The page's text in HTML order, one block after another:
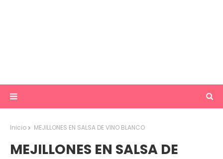
Inicio MEJILLONES EN SALSA DE VINO BLANCO
MEJILLONES EN SALSA DE